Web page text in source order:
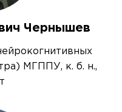
Чернышев
МГППУ, к. б. н.,